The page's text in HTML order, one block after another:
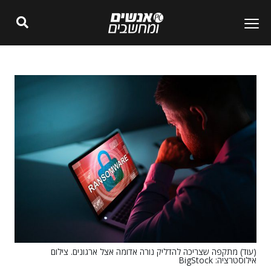
(עוד) מתקפה שצריכה להדליק נורה אדומה אצל ארגונים. צילום
אילוסטרציה: BigStock